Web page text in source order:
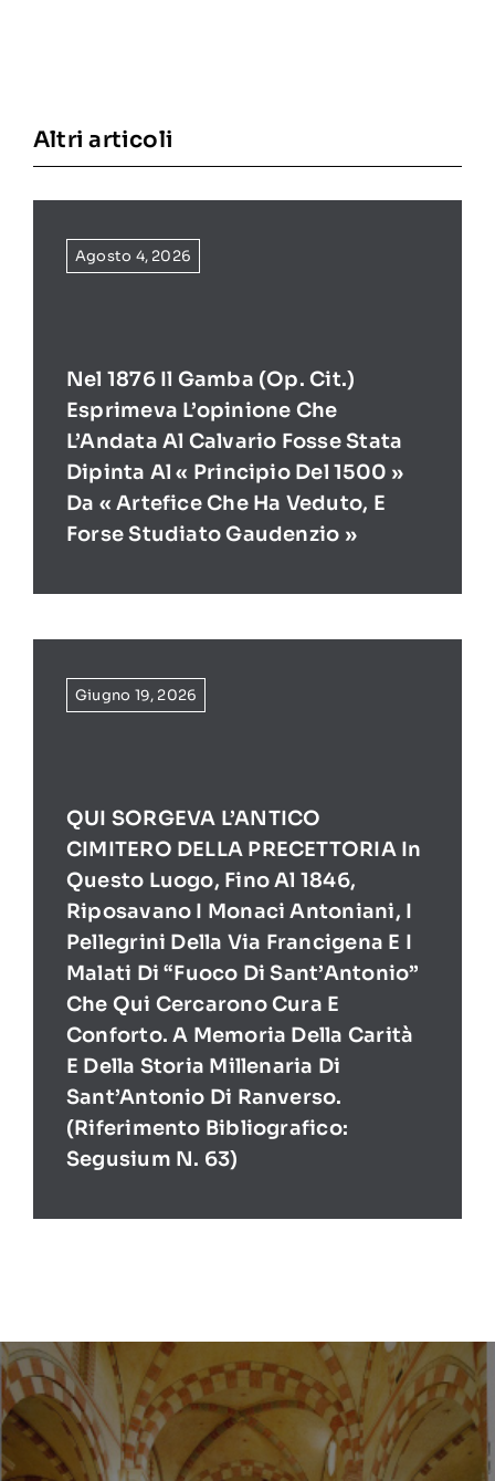
Altri articoli
Agosto 4, 2026
Nel 1876 Il Gamba (op. Cit.)
Esprimeva L’opinione Che
L’Andata Al Calvario Fosse Stata
Dipinta Al « Principio Del 1500 »
Da « Artefice Che Ha Veduto, E
Forse Studiato Gaudenzio »
Giugno 19, 2026
QUI SORGEVA L’ANTICO
CIMITERO DELLA PRECETTORIA In
Questo Luogo, Fino Al 1846,
Riposavano I Monaci Antoniani, I
Pellegrini Della Via Francigena E I
Malati Di “Fuoco Di Sant’Antonio”
Che Qui Cercarono Cura E
Conforto. A Memoria Della Carità
E Della Storia Millenaria Di
Sant’Antonio Di Ranverso.
(Riferimento Bibliografico:
Segusium N. 63)